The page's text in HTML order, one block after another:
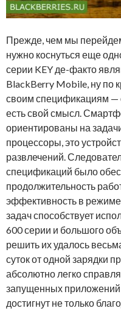
Прежде, чем мы
нужно коснуться еще
серии KEY де-факто
BlackBerry Mobile, ну по
своим спецификациям —
есть свой смысл.
ориентированы на
процессоры, это
развлечений.
спецификаций было
продолжительность
эффективность в
задач способствует
600 серии и большого
решить их удалось
суток от одной зарядки
абсолютно легко
запущенных приложений
достигнут не только